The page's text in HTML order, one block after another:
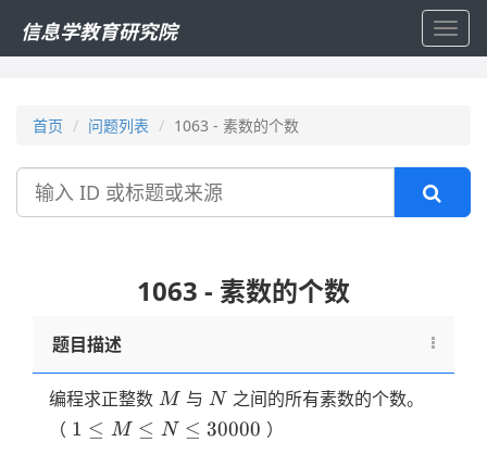
信息学教育研究院
首页 问题列表 1063 - 素数的个数
搜
1063 - 素数的个数
题目描述
编程求正整数 M
M 与N
N 之间的所有素数的个数。
（ 1 \le
1 ≤ M ≤ N ≤ 30000 ）